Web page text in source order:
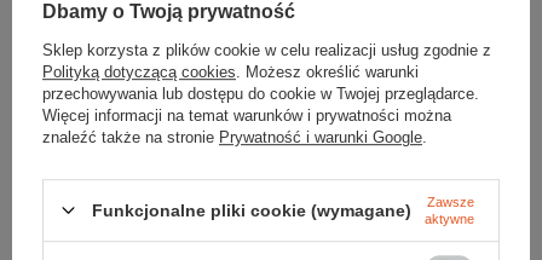
Parametry
Marka Fjord Nansen
Kaptur
nie
Dbamy o Twoją prywatność
Sklep korzysta z plików cookie w celu realizacji usług zgodnie z
Polityką dotyczącą cookies . Możesz określić warunki
przechowywania lub dostępu do cookie w Twojej przeglądarce.
Więcej informacji na temat warunków i prywatności można
znaleźć także na stronie Prywatność i warunki Google
Funkcjonalne pliki cookie (wymagane)
Zawsze
aktywne